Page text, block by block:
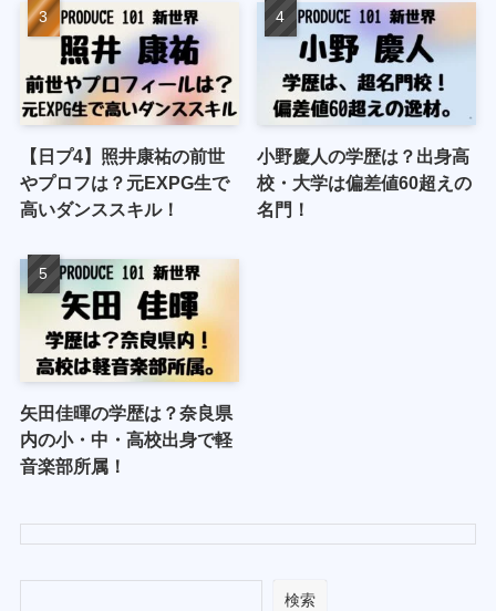
【日プ4】照井康祐の前世
やプロフは？元EXPG生で
高いダンススキル！
小野慶人の学歴は？出身高
校・大学は偏差値60超えの
名門！
矢田佳暉の学歴は？奈良県
内の小・中・高校出身で軽
音楽部所属！
検索